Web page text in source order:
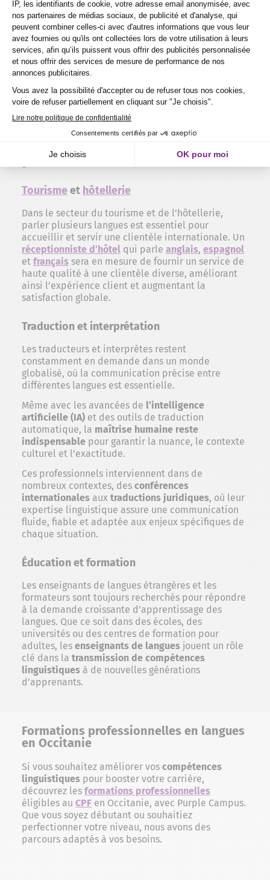
DEMANDE D'INFORMATIONS
Les secteurs et métiers où la maîtrise
des langues est un atout
Commerce internationaletrelations
commerciales
requièrent souvent la maîtrise de plusieurs langues
pour négocier avec des partenaires étrangers et
Tourismeet hôtellerie
Dans le secteur du tourisme et de l’hôtellerie,
parler plusieurs langues est essentiel pour
accueillir et servir une clientèle internationale. Un
réceptionniste d’hôtel qui parle anglais, espagnol
et français sera en mesure de fournir un service de
haute qualité à une clientèle diverse, améliorant
ainsi l’expérience client et augmentant la
satisfaction globale.
Traduction et interprétation
Les traducteurs et interprètes restent
constamment en demande dans un monde
globalisé, où la communication précise entre
différentes langues est essentielle.
Même avec les avancées de l’intelligence
artificielle (IA) et des outils de traduction
automatique, la maîtrise humaine reste
indispensable pour garantir la nuance, le contexte
culturel et l’exactitude.
Ces professionnels interviennent dans de
nombreux contextes, des conférences
internationales aux traductions juridiques, où leur
expertise linguistique assure une communication
fluide, fiable et adaptée aux enjeux spécifiques de
chaque situation.
Éducation et formation
Les enseignants de langues étrangères et les
formateurs sont toujours recherchés pour répondre
à la demande croissante d’apprentissage des
langues. Que ce soit dans des écoles, des
universités ou des centres de formation pour
adultes, les enseignants de langues jouent un rôle
clé dans la transmission de compétences
linguistiques à de nouvelles générations
d’apprenants.
Formations professionnelles en langues
en Occitanie
Si vous souhaitez améliorer vos compétences
linguistiques pour booster votre carrière,
découvrez les formations professionnelles
éligibles au CPF en Occitanie, avec Purple Campus.
Que vous soyez débutant ou souhaitiez
perfectionner votre niveau, nous avons des
parcours adaptés à vos besoins.